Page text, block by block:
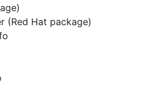
(Red Hat package)